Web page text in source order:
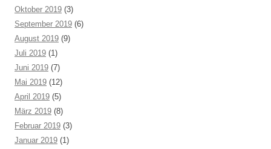
Oktober 2019 (3)
September 2019 (6)
August 2019 (9)
Juli 2019 (1)
Juni 2019 (7)
Mai 2019 (12)
April 2019 (5)
März 2019 (8)
Februar 2019 (3)
Januar 2019 (1)